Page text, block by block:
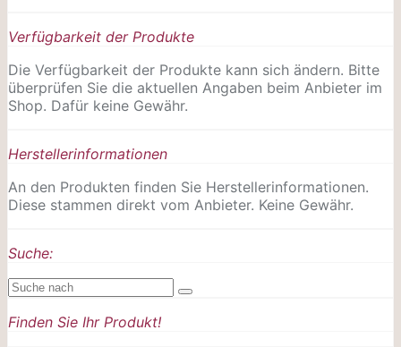
Verfügbarkeit der Produkte
Die Verfügbarkeit der Produkte kann sich ändern. Bitte
überprüfen Sie die aktuellen Angaben beim Anbieter im
Shop. Dafür keine Gewähr.
Herstellerinformationen
An den Produkten finden Sie Herstellerinformationen.
Diese stammen direkt vom Anbieter. Keine Gewähr.
Suche:
Finden Sie Ihr Produkt!